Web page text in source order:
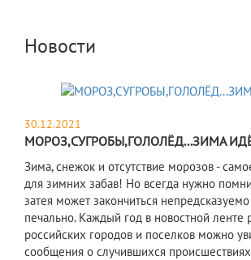
Новости
30.12.2021
МОРОЗ,СУГРОБЫ,ГОЛОЛЁД...ЗИМА
Зима, снежок и отсутствие морозов -
для зимних забав! Но всегда нужно
затея может закончиться
печально. Каждый год в новостной ленте
российских городов и поселков можно
сообщения о случившихся